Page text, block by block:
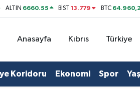
ALTIN 6660.55 BİST13.779 BTC
Anasayfa Kıbrıs Türkiye
Koridoru Ekonomi Spor